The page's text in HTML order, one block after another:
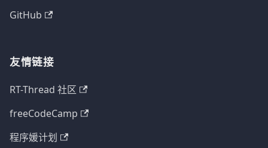
GitHub
友情链接
RT-Thread 社区
freeCodeCamp
程序媛计划